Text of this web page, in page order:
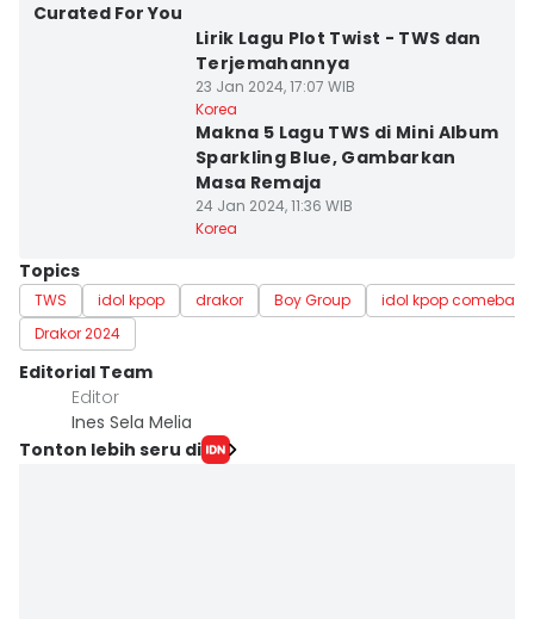
Curated For You
Lirik Lagu Plot Twist - TWS dan
Terjemahannya
23 Jan 2024, 17:07 WIB
Korea
Makna 5 Lagu TWS di Mini Album
Sparkling Blue, Gambarkan
Masa Remaja
24 Jan 2024, 11:36 WIB
Korea
Topics
TWS idol kpop drakor Boy Group
idol kpop comeback
Drakor 2024
Editorial Team
Editor
Ines Sela Melia
Tonton lebih seru di